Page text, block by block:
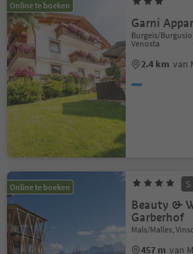
Online te boeken
Garni
Burgeis/
Venosta
2.4 km van
Online te boeken S
Beauty &
Garberhof
Mals/Malles,
457 m van